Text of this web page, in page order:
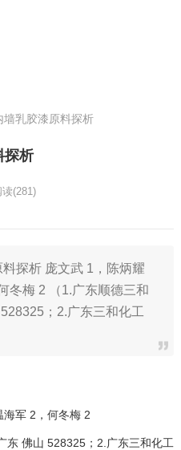
墙乳胶漆原料探析
探析
读(281)
探析 庞文武 1，陈炳耀
冬梅 2 （1.广东顺德三和
；2.广东三和化工
海军 2，何冬梅 2
东 佛山 528325；2.广东三和化工